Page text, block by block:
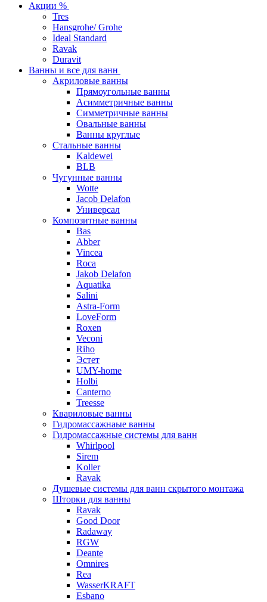
Акции %
Tres
Hansgrohe/ Grohe
Ideal Standard
Ravak
Duravit
Ванны и все для ванн
Акриловые ванны
Прямоугольные ванны
Асимметричные ванны
Симметричные ванны
Овальные ванны
Ванны круглые
Стальные ванны
Kaldewei
BLB
Чугунные ванны
Wotte
Jacob Delafon
Универсал
Композитные ванны
Bas
Abber
Vincea
Roca
Jakob Delafon
Aquatika
Salini
Astra-Form
LoveForm
Roxen
Veconi
Riho
Эстет
UMY-home
Holbi
Canterno
Treesse
Квариловые ванны
Гидромассажнаые ванны
Гидромассажные системы для ванн
Whirlpool
Sirem
Koller
Ravak
Душевые системы для ванн скрытого монтажа
Шторки для ванны
Ravak
Good Door
Radaway
RGW
Deante
Omnires
Rea
WasserKRAFT
Esbano